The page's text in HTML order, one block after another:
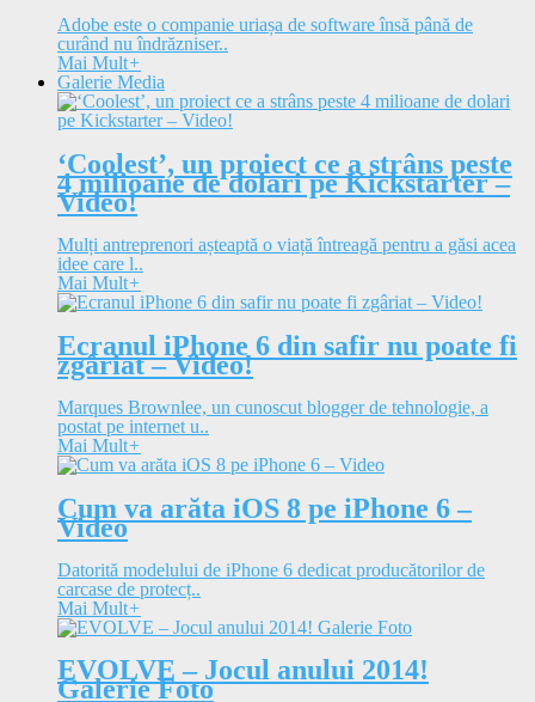
Adobe este o companie uriașa de software însă până de
curând nu îndrăzniser..
Mai Mult+
Galerie Media
‘Coolest’, un proiect ce a strâns peste
4 milioane de dolari pe Kickstarter –
Video!
Mulți antreprenori așteaptă o viață întreagă pentru a găsi acea
idee care l..
Mai Mult+
Ecranul iPhone 6 din safir nu poate fi
zgâriat – Video!
Marques Brownlee, un cunoscut blogger de tehnologie, a
postat pe internet u..
Mai Mult+
Cum va arăta iOS 8 pe iPhone 6 –
Video
Datorită modelului de iPhone 6 dedicat producătorilor de
carcase de protecț..
Mai Mult+
EVOLVE – Jocul anului 2014!
Galerie Foto